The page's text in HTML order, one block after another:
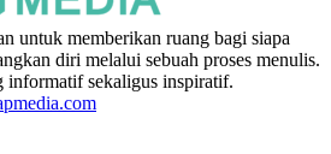
untuk memberikan ruang bagi siapa
diri melalui sebuah proses menulis.
informatif sekaligus inspiratif.